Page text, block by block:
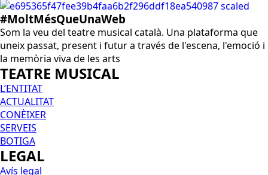
#MoltMésQueUnaWeb
Som la veu del teatre musical català. Una plataforma que
uneix passat, present i futur a través de l'escena, l'emoció i
la memòria viva de les arts
TEATRE MUSICAL
L’ENTITAT
ACTUALITAT
CONÈIXER
SERVEIS
BOTIGA
LEGAL
Avís legal